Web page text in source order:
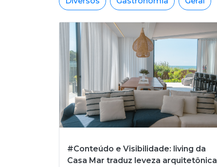
#Conteúdo e Visibilidade: living da
Casa Mar traduz leveza arquitetônica